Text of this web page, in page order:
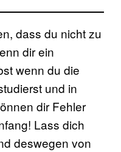
dass du nicht zu
dir ein
wenn du die
und in
dir Fehler
Lass dich
deswegen von